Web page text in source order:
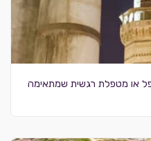
או מטפלת רגשית שמתאימה